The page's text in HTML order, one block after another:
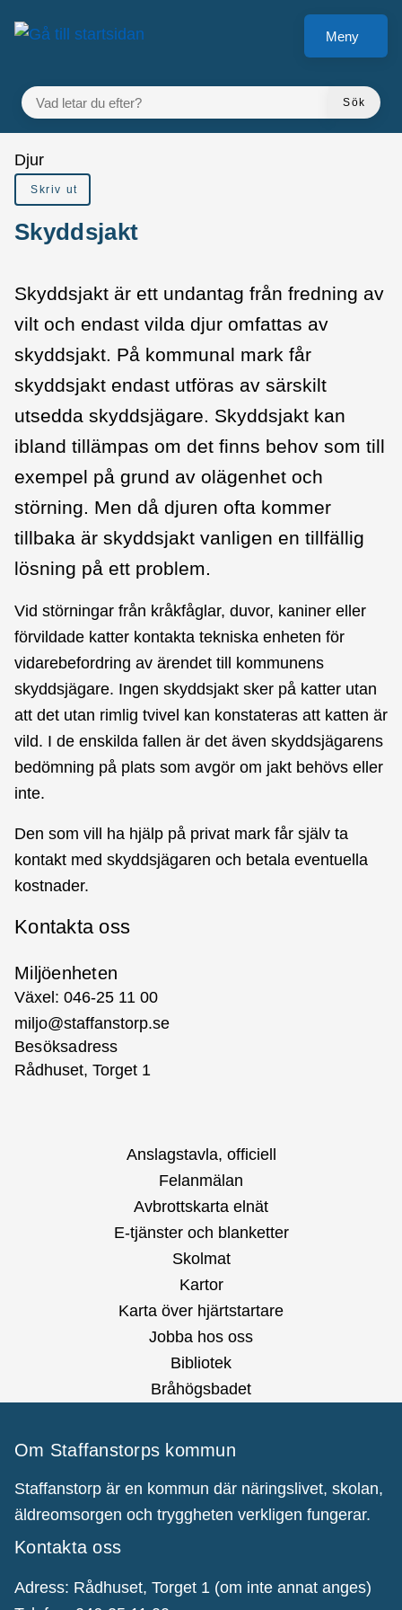
Gå till innehåll
till sidomeny
Meny
VAD LETAR DU EFTER?
Sök
Du är här:
Djur
Skriv ut
Skyddsjakt
Skyddsjakt är ett undantag från fredning av
vilt och endast vilda djur omfattas av
skyddsjakt. På kommunal mark får
skyddsjakt endast utföras av särskilt
utsedda skyddsjägare. Skyddsjakt kan
ibland tillämpas om det finns behov som till
exempel på grund av olägenhet och
störning. Men då djuren ofta kommer
tillbaka är skyddsjakt vanligen en tillfällig
lösning på ett problem.
Vid störningar från kråkfåglar, duvor, kaniner eller
förvildade katter kontakta tekniska enheten för
vidarebefordring av ärendet till kommunens
skyddsjägare. Ingen skyddsjakt sker på katter utan
att det utan rimlig tvivel kan konstateras att katten är
vild. I de enskilda fallen är det även skyddsjägarens
bedömning på plats som avgör om jakt behövs eller
inte.
Den som vill ha hjälp på privat mark får själv ta
kontakt med skyddsjägaren och betala eventuella
kostnader.
Kontakta oss
Miljöenheten
Växel: 046-25 11 00
miljo@staffanstorp.se
Besöksadress
Rådhuset, Torget 1
Anslagstavla, officiell
Felanmälan
Avbrottskarta elnät
E-tjänster och blanketter
Skolmat
Kartor
Karta över hjärtstartare
Jobba hos oss
Bibliotek
Bråhögsbadet
Om Staffanstorps kommun
Staffanstorp är en kommun där näringslivet, skolan,
äldreomsorgen och tryggheten verkligen fungerar.
Kontakta oss
Adress: Rådhuset, Torget 1 (om inte annat anges)